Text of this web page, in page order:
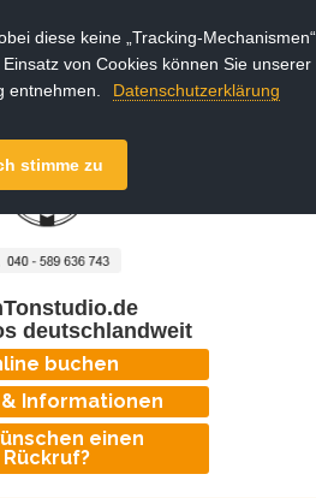
diese keine „Tracking-Mechanismen“
von Cookies können Sie unserer
entnehmen.
Datenschutzerklärung
stimme zu
deutschlandweit
buchen
Informationen
einen
Rückruf?